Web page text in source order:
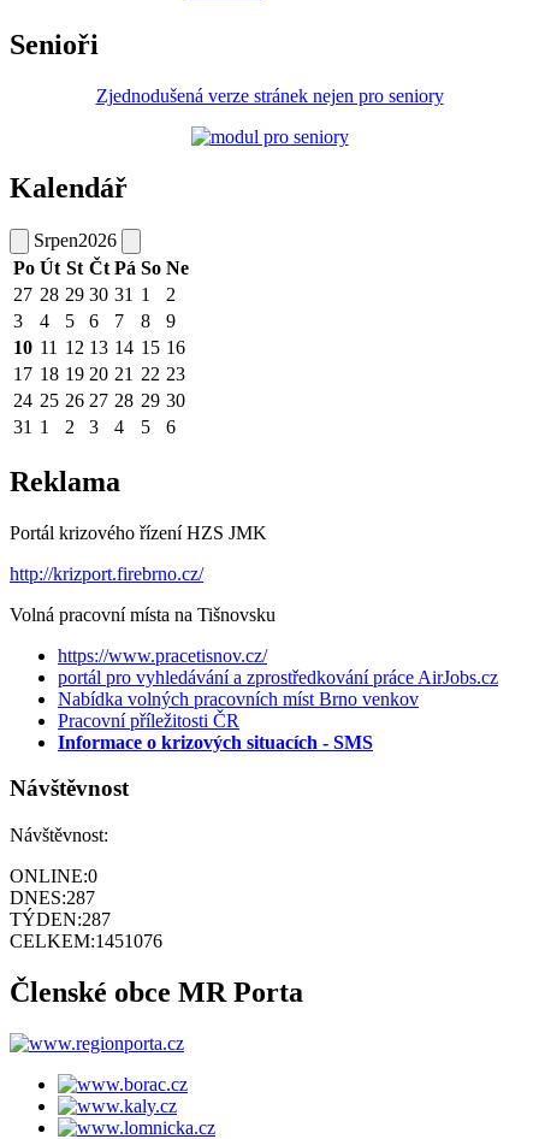
Senioři
Zjednodušená verze stránek nejen pro seniory
Kalendář
Srpen2026
Po Út St Čt Pá So Ne
27 28 29 30 31 1
2
3
4 5 6 7 8
9
10 11 12 13 14 15 16
17 18 19 20 21 22 23
24 25 26 27 28 29 30
31 1 2 3 4 5 6
Reklama
Portál krizového řízení HZS JMK
http://krizport.firebrno.cz/
Volná pracovní místa na Tišnovsku
https://www.pracetisnov.cz/
portál pro vyhledávání a zprostředkování práce AirJobs.cz
Nabídka volných pracovních míst Brno venkov
Pracovní příležitosti ČR
Informace o krizových situacích - SMS
Návštěvnost
Návštěvnost:
ONLINE:0
DNES:287
TÝDEN:287
CELKEM:1451076
Členské obce MR Porta